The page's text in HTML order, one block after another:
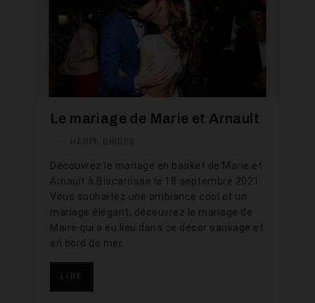
Le mariage de Marie et Arnault
Découvrez le mariage en basket de Marie et
Arnault à Biscarosse le 18 septembre 2021.
Vous souhaitez une ambiance cool et un
mariage élégant, découvrez le mariage de
Maire qui a eu lieu dans ce décor sauvage et
en bord de mer.
LIRE